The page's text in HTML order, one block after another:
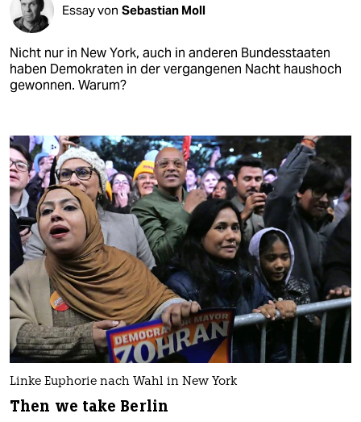
Essay von Sebastian Moll
Nicht nur in New York, auch in anderen Bundesstaaten
haben Demokraten in der vergangenen Nacht haushoch
gewonnen. Warum?
Linke Euphorie nach Wahl in New York
Then we take Berlin